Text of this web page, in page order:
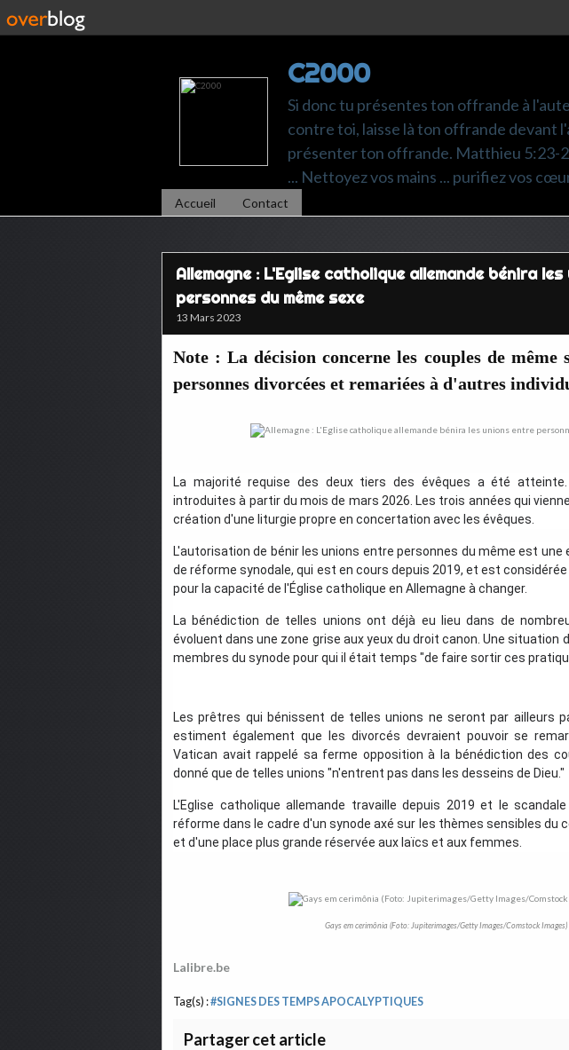
C2000
Si donc tu présentes ton offrande à
contre toi, laisse là ton offrande devant
présenter ton offrande. Matthieu 5:23-
... Nettoyez vos mains ... purifiez vos
Accueil Contact
Allemagne : L'Eglise catholique allemande bénira
personnes du même sexe
13 Mars 2023
Note : La décision concerne les couples de même
personnes divorcées et remariées à d'autres
La majorité requise des deux tiers des évêques a été
introduites à partir du mois de mars 2026. Les trois années qui
création d'une liturgie propre en concertation avec les évêques.
L'autorisation de bénir les unions entre personnes du même est une
de réforme synodale, qui est en cours depuis 2019, et est
pour la capacité de l'Église catholique en Allemagne à changer.
La bénédiction de telles unions ont déjà eu lieu dans de
évoluent dans une zone grise aux yeux du droit canon. Une situation
membres du synode pour qui il était temps "de faire sortir ces
Les prêtres qui bénissent de telles unions ne seront par ailleurs
estiment également que les divorcés devraient pouvoir se
Vatican avait rappelé sa ferme opposition à la bénédiction des
donné que de telles unions "n'entrent pas dans les desseins de Dieu."
L'Eglise catholique allemande travaille depuis 2019 et le
réforme dans le cadre d'un synode axé sur les thèmes sensibles du
et d'une place plus grande réservée aux laïcs et aux femmes.
Gays em cerimônia (Foto: Jupiterimages/Getty Images/Comstock Images)
Lalibre.be
Tag(s) :#SIGNES DES TEMPS APOCALYPTIQUES
Partager cet article